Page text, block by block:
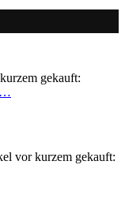
gekauft:
vor kurzem gekauft: